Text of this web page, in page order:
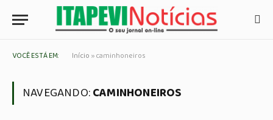
VOCÊ ESTÁ EM: Início »caminhoneiros
NAVEGANDO:CAMINHONEIROS